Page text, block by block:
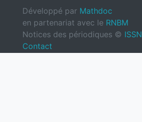
Développé par Mathdoc
en partenariat avec le RNBM
Notices des périodiques © ISSN
Contact